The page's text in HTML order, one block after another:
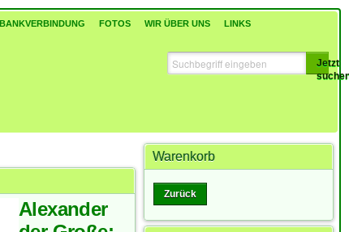
BANKVERBINDUNG FOTOS WIR ÜBER UNS LINKS
Jetzt
Warenkorb
Zurück
Alexander